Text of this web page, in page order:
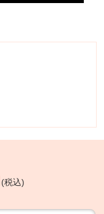
(税込)